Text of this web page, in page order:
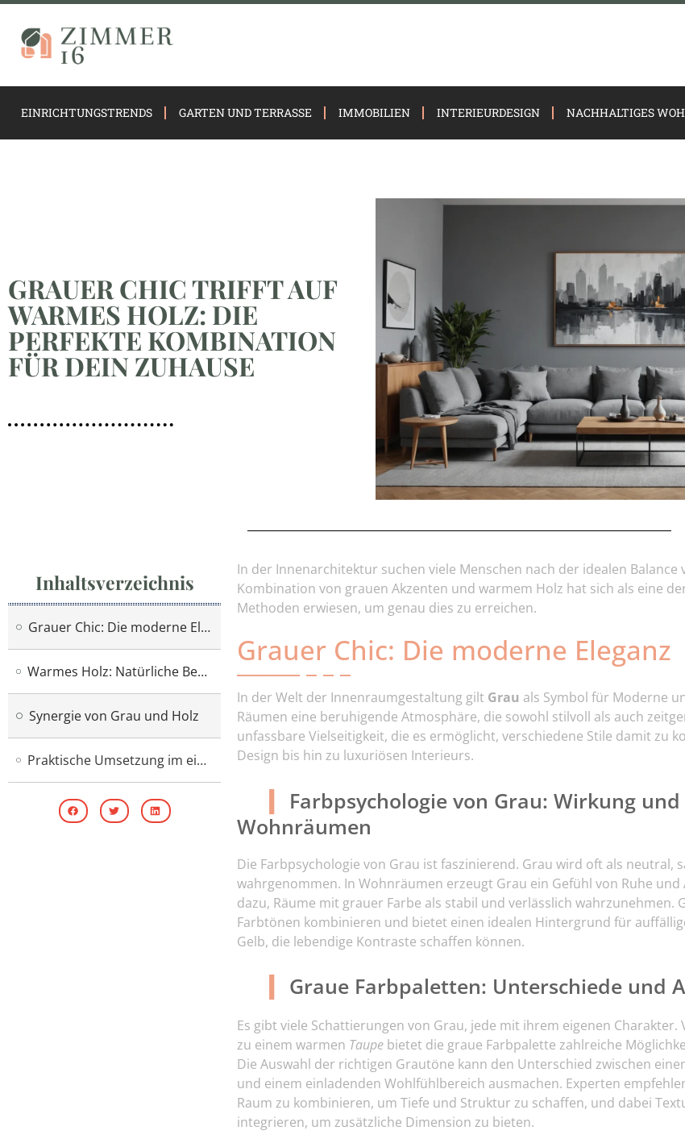
EINRICHTUNGSTRENDS GARTEN UND TERRASSE IMMOBILIEN INTERIEURDESIGN NACHHALTIGES
GRAUER CHIC TRIFFT AUF
WARMES HOLZ: DIE
PERFEKTE KOMBINATION
FÜR DEIN ZUHAUSE
Inhaltsverzeichnis
Grauer Chic: Die moderne Eleganz
Warmes Holz: Natürliche Behaglichkeit
Synergie von Grau und Holz
Praktische Umsetzung im eigenen Zuhause
In der Innenarchitektur suchen viele Menschen nach der idealen
Kombination von grauen Akzenten und warmem Holz hat sich als eine
Methoden erwiesen, um genau dies zu erreichen.
Grauer Chic: Die moderne Eleganz
In der Welt der Innenraumgestaltung gilt Grau als Symbol für Moderne
Räumen eine beruhigende Atmosphäre, die sowohl stilvoll als auch
unfassbare Vielseitigkeit, die es ermöglicht, verschiedene Stile damit zu
Design bis hin zu luxuriösen Interieurs.
Farbpsychologie von Grau: Wirkung
Wohnräumen
Die Farbpsychologie von Grau ist faszinierend. Grau wird oft als neutral,
wahrgenommen. In Wohnräumen erzeugt Grau ein Gefühl von Ruhe
dazu, Räume mit grauer Farbe als stabil und verlässlich wahrzunehmen.
Farbtönen kombinieren und bietet einen idealen Hintergrund für
Gelb, die lebendige Kontraste schaffen können.
Graue Farbpaletten: Unterschiede und
Es gibt viele Schattierungen von Grau, jede mit ihrem eigenen Charakter.
zu einem warmen Taupe bietet die graue Farbpalette zahlreiche
Die Auswahl der richtigen Grautöne kann den Unterschied zwischen
und einem einladenden Wohlfühlbereich ausmachen. Experten
Raum zu kombinieren, um Tiefe und Struktur zu schaffen, und dabei
integrieren, um zusätzliche Dimension zu bieten.